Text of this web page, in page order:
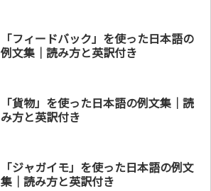
「フィードバック」を使った日本語の
例文集｜読み方と英訳付き
「貨物」を使った日本語の例文集｜読
み方と英訳付き
「ジャガイモ」を使った日本語の例文
集｜読み方と英訳付き